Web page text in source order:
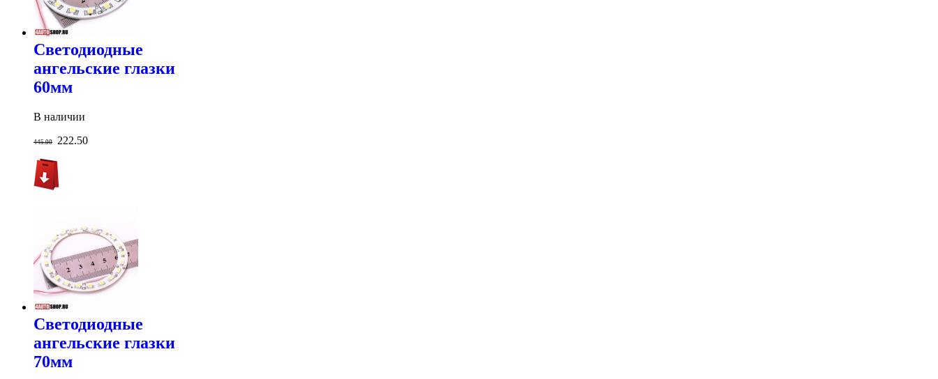
Светодиодные
ангельские глазки
60мм
В наличии
445.00 222.50
Светодиодные
ангельские глазки
70мм